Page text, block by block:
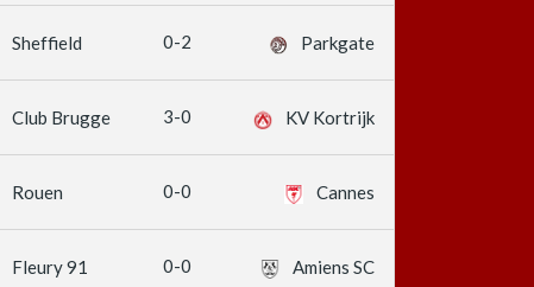
Sheffield 0-2 Parkgate
Club Brugge 3-0 KV Kortrijk
Rouen 0-0 Cannes
Fleury 91 0-0 Amiens SC